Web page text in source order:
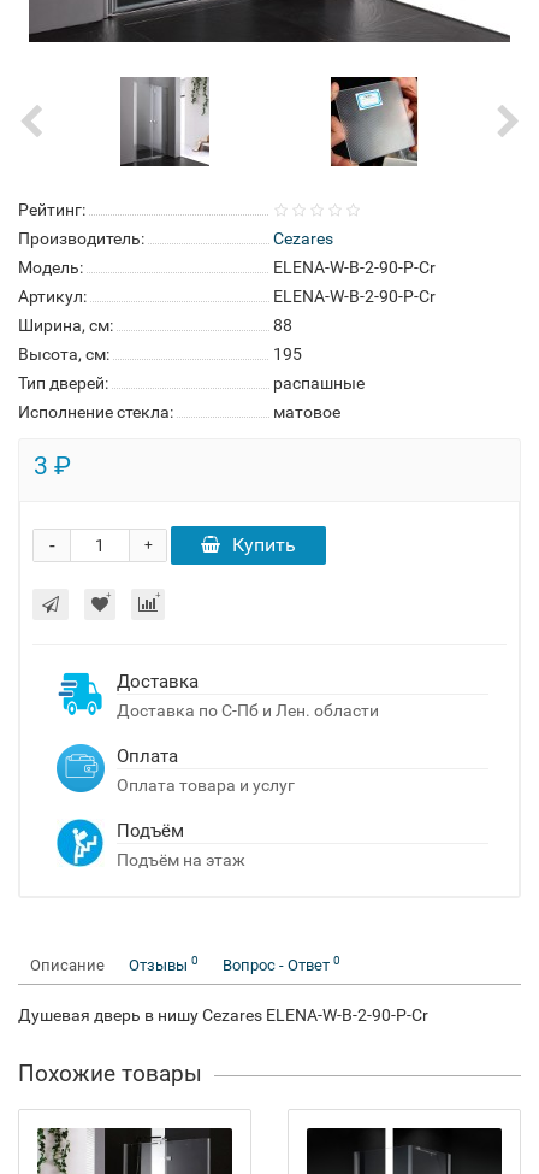
Рейтинг:
Производитель:
Cezares
Модель:
ELENA-W-B-2-90-P-Cr
Артикул:
ELENA-W-B-2-90-P-Cr
Ширина, см:
88
Высота, см:
195
Тип дверей:
распашные
Исполнение стекла:
матовое
3 ₽
+
- Купить
Доставка
Доставка по С-Пб и Лен. области
Оплата
Оплата товара и услуг
Подъём
Подъём на этаж
Описание Отзывы 0 Вопрос - Ответ 0
Душевая дверь в нишу Cezares ELENA-W-B-2-90-P-Cr
Похожие товары